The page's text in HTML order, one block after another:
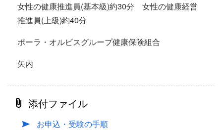
女性の健康推進員(基本級)約30分 女性の健康経営
推進員(上級)約40分
ポーラ・オルビスグループ健康保険組合
矢内
添付ファイル
お申込・受験の手順